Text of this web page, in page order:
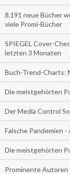
8.191 neue Bücher
viele Promi-Bücher
SPIEGEL Cover-
letzten 3 Monaten
Buch-Trend-Charts:
Die meistgehörten
Der Media Control
Falsche Pandemien
Die meistgehörten
Prominente Autoren